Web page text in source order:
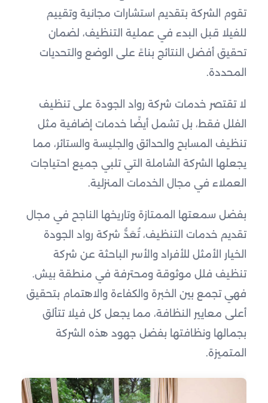
تقوم الشركة بتقديم استشارات مجانية وتقييم
للفيلا قبل البدء في عملية التنظيف، لضمان
تحقيق أفضل النتائج بناءً على الوضع والتحديات
المحددة.
لا تقتصر خدمات شركة رواد الجودة على تنظيف
الفلل فقط، بل تشمل أيضًا خدمات إضافية مثل
تنظيف المسابح والحدائق والجليسة والستائر، مما
يجعلها الشركة الشاملة التي تلبي جميع احتياجات
العملاء في مجال الخدمات المنزلية.
بفضل سمعتها الممتازة وتاريخها الناجح في مجال
تقديم خدمات التنظيف، تُعَدُّ شركة رواد الجودة
الخيار الأمثل للأفراد والأسر الباحثة عن شركة
تنظيف فلل موثوقة ومحترفة في منطقة بيش.
فهي تجمع بين الخبرة والكفاءة والاهتمام بتحقيق
أعلى معايير النظافة، مما يجعل كل فيلا تتألق
بجمالها ونظافتها بفضل جهود هذه الشركة
المتميزة.